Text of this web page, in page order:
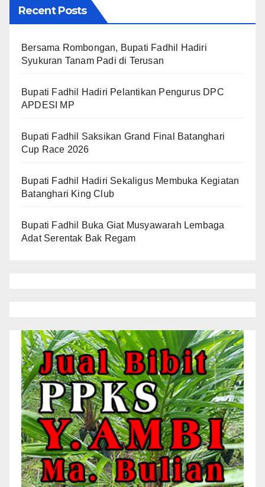
Recent Posts
Bersama Rombongan, Bupati Fadhil Hadiri
Syukuran Tanam Padi di Terusan
Bupati Fadhil Hadiri Pelantikan Pengurus DPC
APDESI MP
Bupati Fadhil Saksikan Grand Final Batanghari
Cup Race 2026
Bupati Fadhil Hadiri Sekaligus Membuka Kegiatan
Batanghari King Club
Bupati Fadhil Buka Giat Musyawarah Lembaga
Adat Serentak Bak Regam